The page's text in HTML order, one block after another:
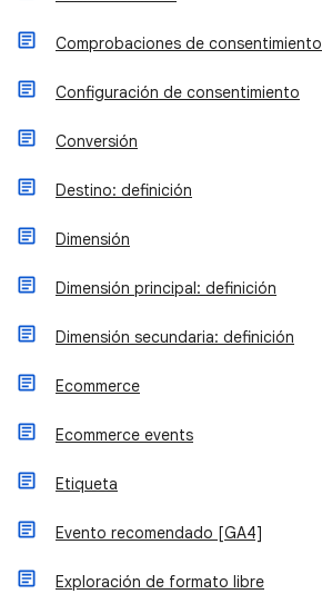
Comprobaciones de consentimiento
Configuración de consentimiento
Conversión
Destino: definición
Dimensión
Dimensión principal: definición
Dimensión secundaria: definición
Ecommerce
Ecommerce events
Etiqueta
Evento recomendado [GA4]
Exploración de formato libre